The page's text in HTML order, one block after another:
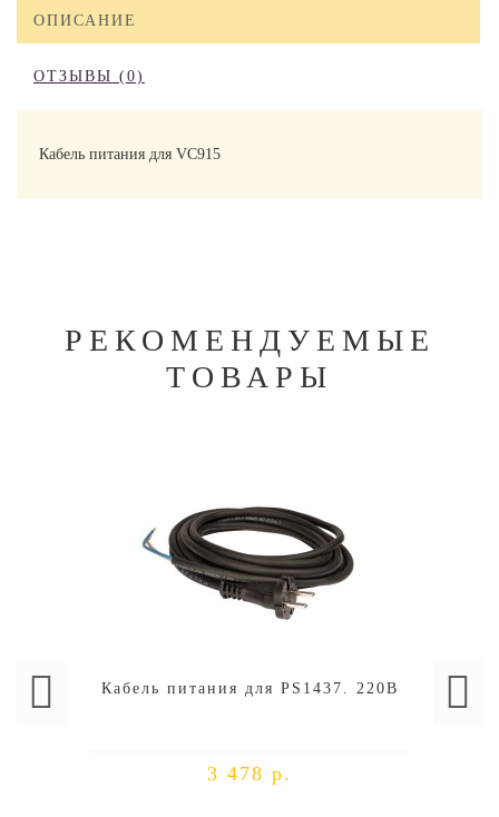
ОПИСАНИЕ
ОТЗЫВЫ (0)
Кабель питания для VC915
РЕКОМЕНДУЕМЫЕ
ТОВАРЫ
Кабель питания для PS1437. 220В
3 478 р.